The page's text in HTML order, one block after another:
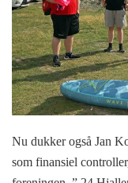
Nu dukker også Jan
som finansiel